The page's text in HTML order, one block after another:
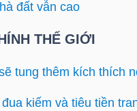
đất vẫn cao
THẾ GIỚI
tung thêm kích thích
kiếm và tiêu tiền